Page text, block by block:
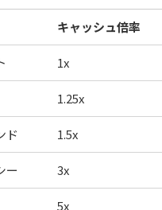
キャッシュ倍率
1x
1.25x
ド 1.5x
ー 3x
5x